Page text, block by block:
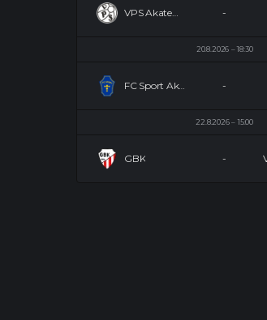
VPS Akatemia -
20.8.2026 18:30
FC Sport Akatemia Naiset -
22.8.2026 15:00
GBK -